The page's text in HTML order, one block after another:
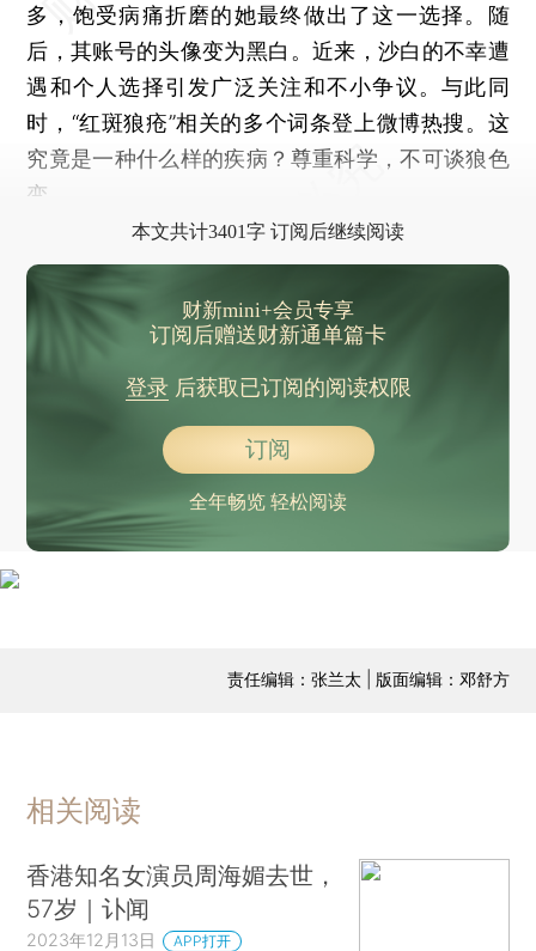
多，饱受病痛折磨的她最终做出了这一选择。随
后，其账号的头像变为黑白。近来，沙白的不幸遭
遇和个人选择引发广泛关注和不小争议。与此同
时，“红斑狼疮”相关的多个词条登上微博热搜。这
究竟是一种什么样的疾病？尊重科学，不可谈狼色
变。
本文共计3401字 订阅后继续阅读
财新mini+会员专享
订阅后赠送财新通单篇卡
登录后获取已订阅的阅读权限
订阅
全年畅览 轻松阅读
责任编辑：张兰太 | 版面编辑：邓舒方
相关阅读
香港知名女演员周海媚去世，
57岁｜讣闻
2023年12月13日 APP打开